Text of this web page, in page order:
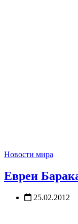
Новости мира
Евреи
25.02.2012